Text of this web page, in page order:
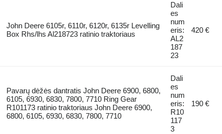
John Deere 6105r, 6110r, 6120r, 6135r Levelling
Box Rhs/lhs Al218723 ratinio traktoriaus
Dali
es
num
eris:
AL2
187
23
420 €
Pavarų dėžės dantratis John Deere 6900, 6800,
6105, 6930, 6830, 7800, 7710 Ring Gear
R101173 ratinio traktoriaus John Deere 6900,
6800, 6105, 6930, 6830, 7800, 7710
Dali
es
num
eris:
R10
117
3
190 €